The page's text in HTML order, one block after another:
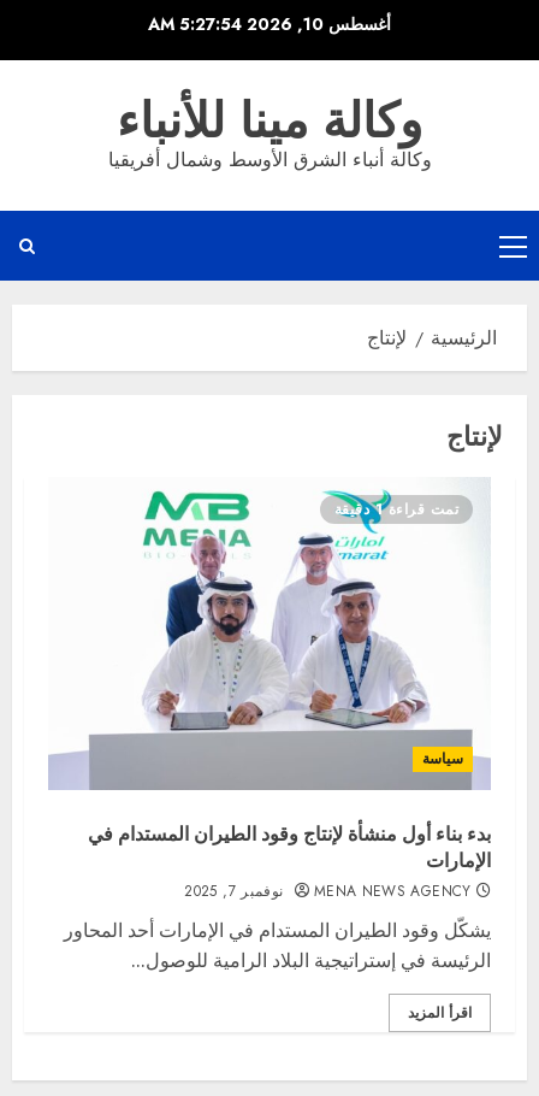
أغسطس 10, 2026 5:27:55 AM
وكالة مينا للأنباء
وكالة أنباء الشرق الأوسط وشمال أفريقيا
القائمة
الرئيسية
الرئيسية لإنتاج
لإنتاج
تمت قراءة 1 دقيقة
سياسة
بدء بناء أول منشأة لإنتاج وقود الطيران المستدام في
الإمارات
MENA NEWS AGENCY نوفمبر 7, 2025
يشكّل وقود الطيران المستدام في الإمارات أحد المحاور
الرئيسة في إستراتيجية البلاد الرامية للوصول...
اقرأ المزيد